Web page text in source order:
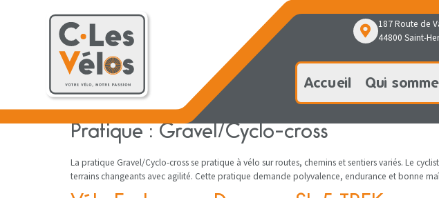
187 Route de
44800 Saint-
Accueil Qui
Qui sommes-nous ?
Pratique : Gravel/Cyclo-cross
La pratique Gravel/Cyclo-cross se pratique à vélo sur routes, chemins et sentiers variés. Le
terrains changeants avec agilité. Cette pratique demande polyvalence, endurance et bonne